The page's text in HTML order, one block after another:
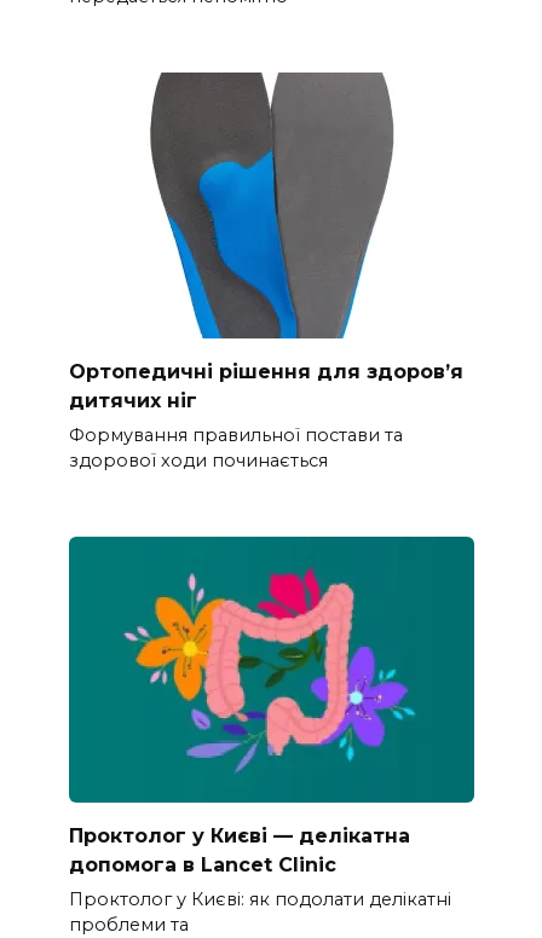
Ортопедичні рішення для здоров’я
дитячих ніг
Формування правильної постави та
здорової ходи починається
Проктолог у Києві — делікатна
допомога в Lancet Clinic
Проктолог у Києві: як подолати делікатні
проблеми та